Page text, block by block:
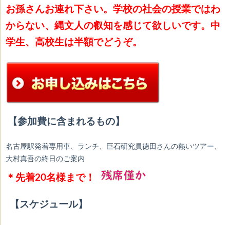
お孫さんお連れ下さい。学校の社会の授業ではわ
からない、縄文人の叡知を感じて欲しいです。中
学生、高校生は半額でどうぞ。
【参加費に含まれるもの】
名古屋駅発着専用車、ランチ、巨石研究員徳田さんの熱いツアー、
大村真吾の終日のご案内
＊先着20名様まで！
【スケジュール】